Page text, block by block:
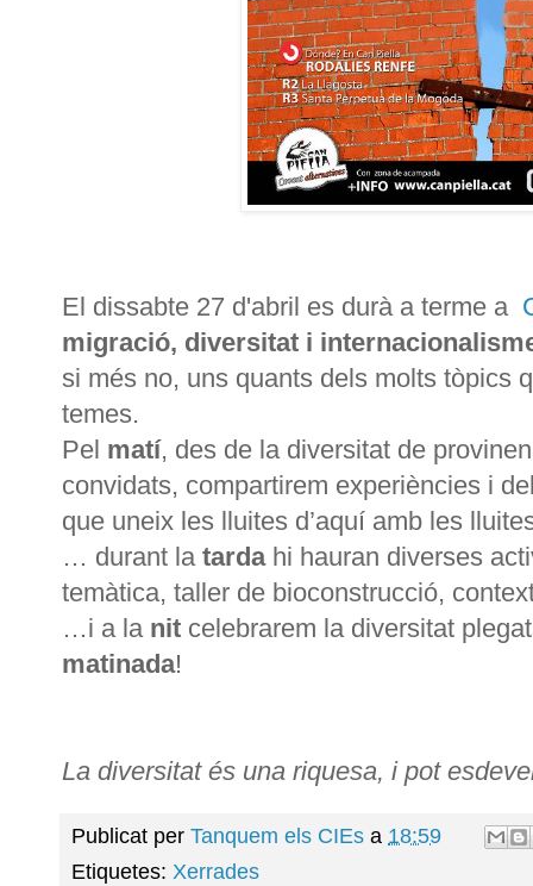
El dissabte 27 d'abril es durà a terme a
migració, diversitat i
si més no, uns quants dels molts tòpics
temes.
Pel matí, des de la diversitat de
convidats, compartirem experiències i
que uneix les lluites d’aquí amb les
… durant la tardahi hauran diverses
temàtica, taller de bioconstrucció,
…i a la nit celebrarem la diversitat
matinada!
La diversitat és una riquesa, i pot
Publicat per Tanquem els CIEs a 18:59
Etiquetes: Xerrades